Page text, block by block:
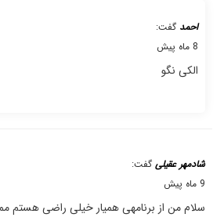
احمد گفت:
8 ماه پیش
الکی نگو
شادمهر عقیلی گفت:
9 ماه پیش
سلام من از برنامهی همیار خیلی راضی هستم